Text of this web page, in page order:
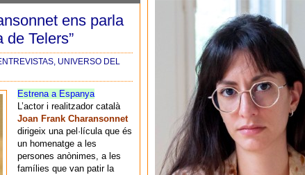
ens parla
de Telers”
UNIVERSO DEL
Estrena a Espanya
L’actor i realitzador català
Joan Frank Charansonnet
dirigeix una pel·lícula que és
un homenatge a les
persones anònimes, a les
famílies que van patir la